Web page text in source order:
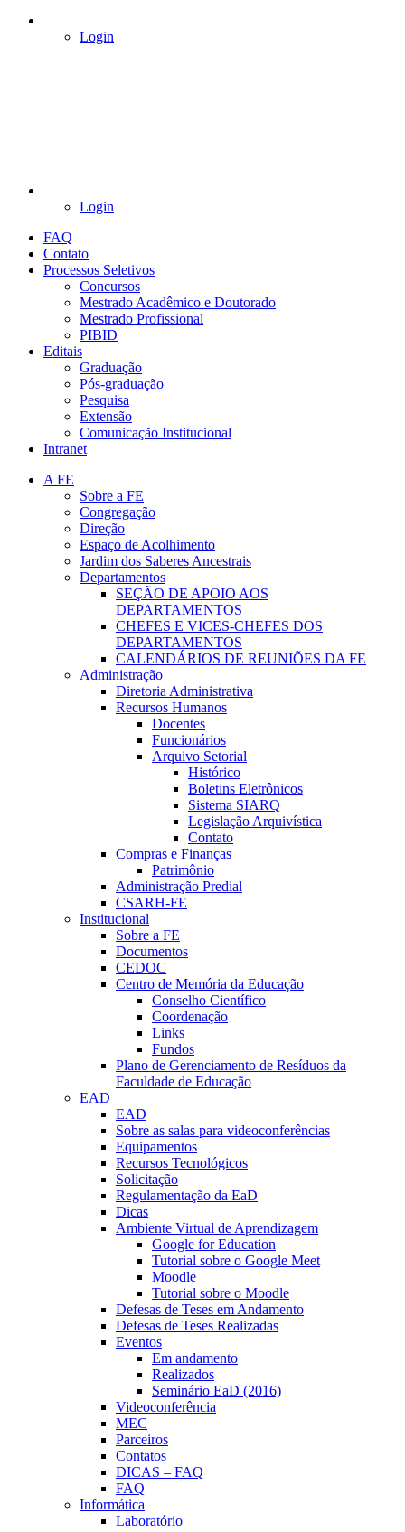
Login
Login
FAQ
Contato
Processos Seletivos
Concursos
Mestrado Acadêmico e Doutorado
Mestrado Profissional
PIBID
Editais
Graduação
Pós-graduação
Pesquisa
Extensão
Comunicação Institucional
Intranet
A FE
Sobre a FE
Congregação
Direção
Espaço de Acolhimento
Jardim dos Saberes Ancestrais
Departamentos
SEÇÃO DE APOIO AOS
DEPARTAMENTOS
CHEFES E VICES-CHEFES DOS
DEPARTAMENTOS
CALENDÁRIOS DE REUNIÕES DA FE
Administração
Diretoria Administrativa
Recursos Humanos
Docentes
Funcionários
Arquivo Setorial
Histórico
Boletins Eletrônicos
Sistema SIARQ
Legislação Arquivística
Contato
Compras e Finanças
Patrimônio
Administração Predial
CSARH-FE
Institucional
Sobre a FE
Documentos
CEDOC
Centro de Memória da Educação
Conselho Científico
Coordenação
Links
Fundos
Plano de Gerenciamento de Resíduos da
Faculdade de Educação
EAD
EAD
Sobre as salas para videoconferências
Equipamentos
Recursos Tecnológicos
Solicitação
Regulamentação da EaD
Dicas
Ambiente Virtual de Aprendizagem
Google for Education
Tutorial sobre o Google Meet
Moodle
Tutorial sobre o Moodle
Defesas de Teses em Andamento
Defesas de Teses Realizadas
Eventos
Em andamento
Realizados
Seminário EaD (2016)
Videoconferência
MEC
Parceiros
Contatos
DICAS – FAQ
FAQ
Informática
Laboratório